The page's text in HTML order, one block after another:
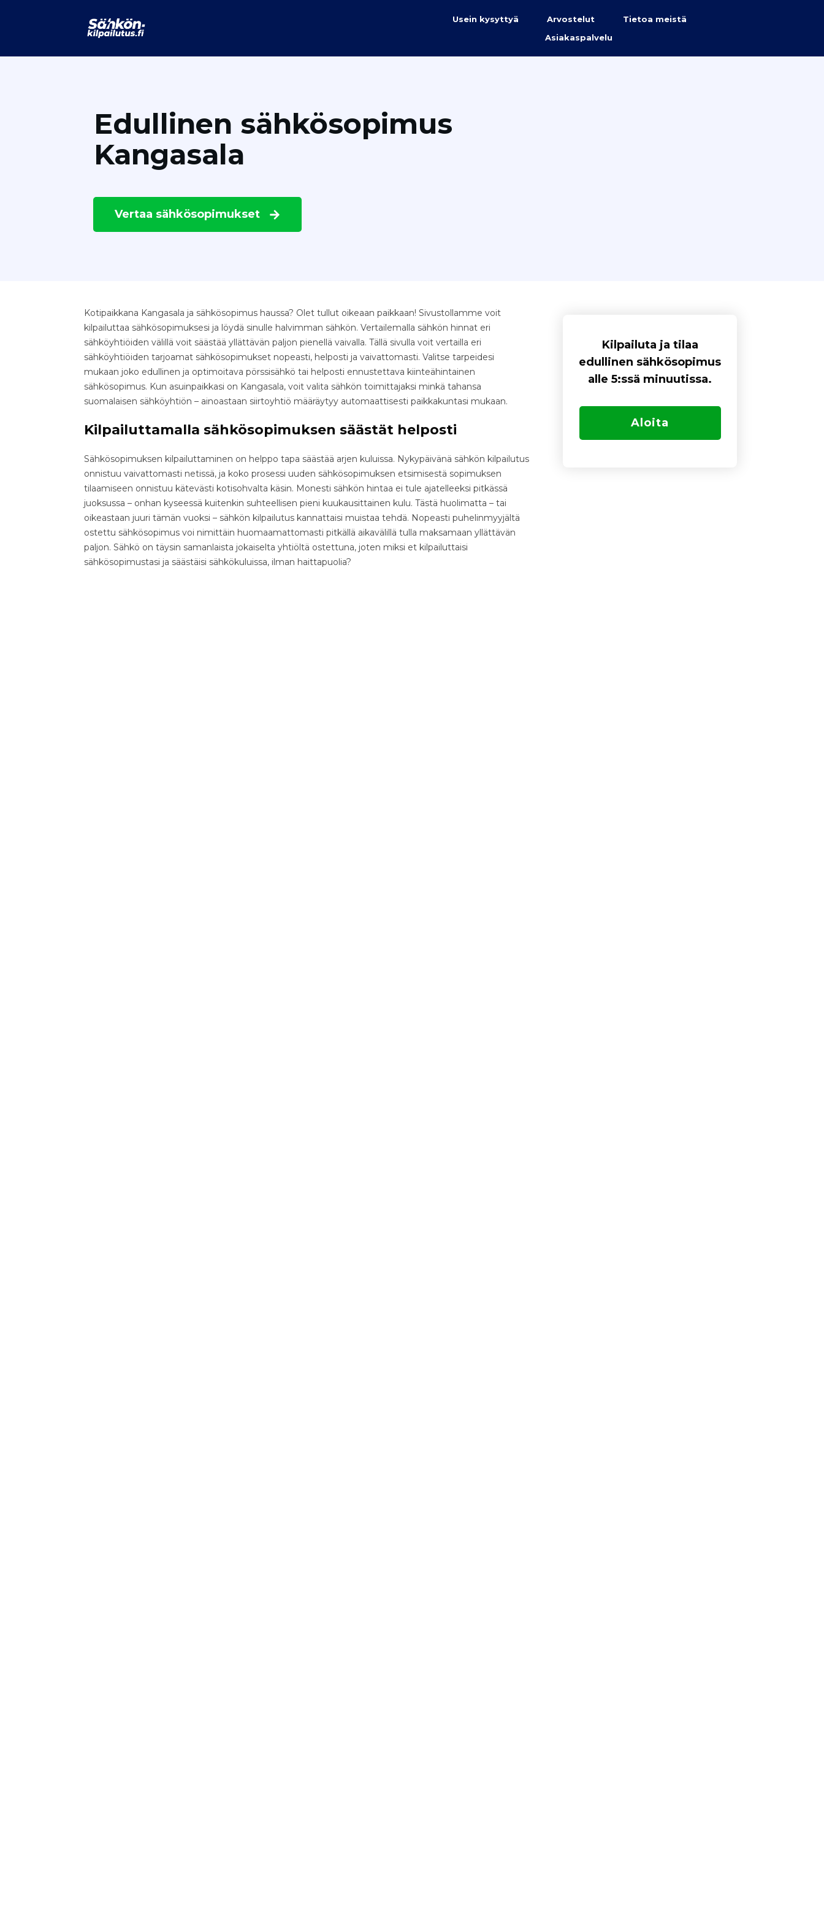
Usein kysyttyä Arvostelut
Tietoa meistä
Asiakaspalvelu
Edullinen sähkösopimus
Kangasala
Vertaa sähkösopimukset
Kotipaikkana Kangasala ja sähkösopimus haussa? Olet tullut oikeaan paikkaan! Sivustollamme voit
kilpailuttaa sähkösopimuksesi ja löydä sinulle halvimman sähkön. Vertailemalla sähkön hinnat eri
sähköyhtiöiden välillä voit säästää yllättävän paljon pienellä vaivalla. Tällä sivulla voit vertailla eri
sähköyhtiöiden tarjoamat sähkösopimukset nopeasti, helposti ja vaivattomasti. Valitse tarpeidesi
mukaan joko edullinen ja optimoitava pörssisähkö tai helposti ennustettava kiinteähintainen
sähkösopimus. Kun asuinpaikkasi on Kangasala, voit valita sähkön toimittajaksi minkä tahansa
suomalaisen sähköyhtiön – ainoastaan siirtoyhtiö määräytyy automaattisesti paikkakuntasi mukaan.
Kilpailuttamalla sähkösopimuksen säästät helposti
Sähkösopimuksen kilpailuttaminen on helppo tapa säästää arjen kuluissa. Nykypäivänä sähkön kilpailutus
onnistuu vaivattomasti netissä, ja koko prosessi uuden sähkösopimuksen etsimisestä sopimuksen
tilaamiseen onnistuu kätevästi kotisohvalta käsin. Monesti sähkön hintaa ei tule ajatelleeksi pitkässä
juoksussa – onhan kyseessä kuitenkin suhteellisen pieni kuukausittainen kulu. Tästä huolimatta – tai
oikeastaan juuri tämän vuoksi – sähkön kilpailutus kannattaisi muistaa tehdä. Nopeasti puhelinmyyjältä
ostettu sähkösopimus voi nimittäin huomaamattomasti pitkällä aikavälillä tulla maksamaan yllättävän
paljon. Sähkö on täysin samanlaista jokaiselta yhtiöltä ostettuna, joten miksi et kilpailuttaisi
sähkösopimustasi ja säästäisi sähkökuluissa, ilman haittapuolia?
Kilpailuta ja tilaa
edullinen sähkösopimus
alle 5:ssä minuutissa.
Aloita